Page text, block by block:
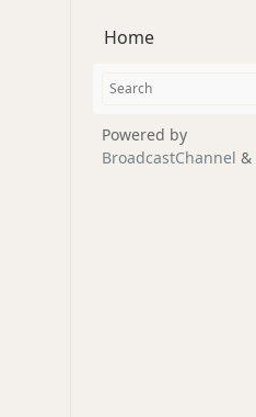
Home
Powered by
BroadcastChannel &